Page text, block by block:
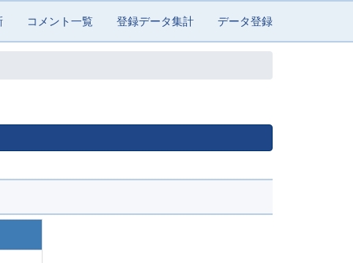
コメント一覧 登録データ集計 データ登録